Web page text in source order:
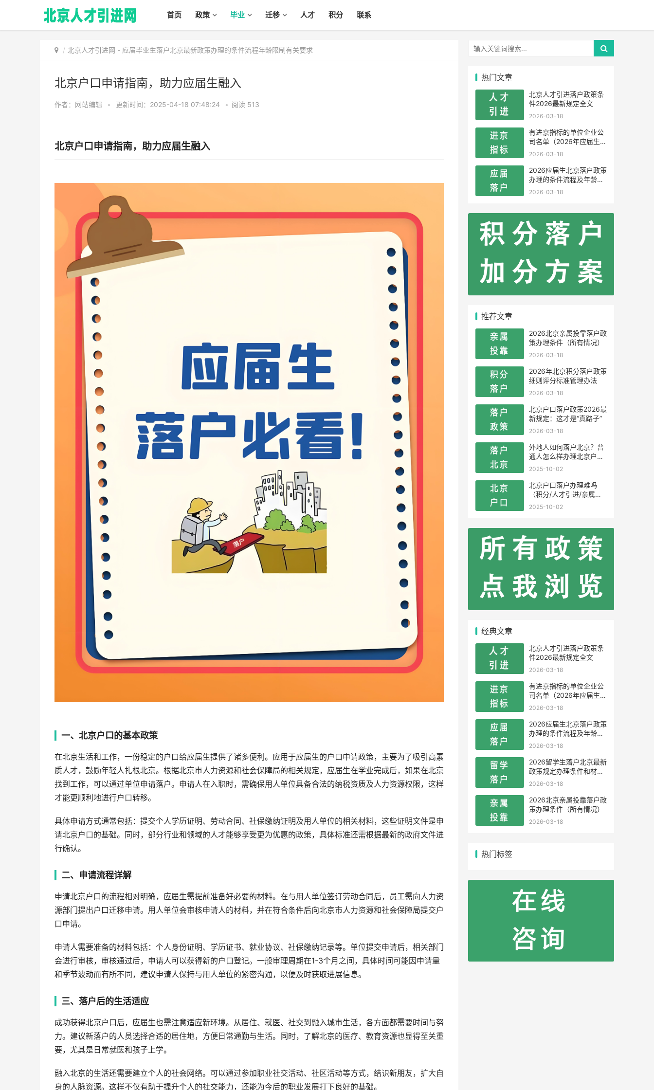
首页 政策 毕业 迁移 人才 积分 联系
北京人才引进网 - 应届毕业生落户北京最新政策办理的条件流程年龄限制有关要求
北京户口申请指南，助力应届生融入
作者：网站编辑 • 更新时间：2025-04-18 07:48:24 • 阅读 513
北京户口申请指南，助力应届生融入
一、北京户口的基本政策
在北京生活和工作，一份稳定的户口给应届生提供了诸多便利。应用于应届生的户口申请政策，主要为了吸引高素
质人才，鼓励年轻人扎根北京。根据北京市人力资源和社会保障局的相关规定，应届生在学业完成后，如果在北京
找到工作，可以通过单位申请落户。申请人在入职时，需确保用人单位具备合法的纳税资质及人力资源权限，这样
才能更顺利地进行户口转移。
具体申请方式通常包括：提交个人学历证明、劳动合同、社保缴纳证明及用人单位的相关材料，这些证明文件是申
请北京户口的基础。同时，部分行业和领域的人才能够享受更为优惠的政策，具体标准还需根据最新的政府文件进
行确认。
二、申请流程详解
申请北京户口的流程相对明确，应届生需提前准备好必要的材料。在与用人单位签订劳动合同后，员工需向人力资
源部门提出户口迁移申请。用人单位会审核申请人的材料，并在符合条件后向北京市人力资源和社会保障局提交户
口申请。
申请人需要准备的材料包括：个人身份证明、学历证书、就业协议、社保缴纳记录等。单位提交申请后，相关部门
会进行审核，审核通过后，申请人可以获得新的户口登记。一般审理周期在1-3个月之间，具体时间可能因申请量
和季节波动而有所不同，建议申请人保持与用人单位的紧密沟通，以便及时获取进展信息。
三、落户后的生活适应
成功获得北京户口后，应届生也需注意适应新环境。从居住、就医、社交到融入城市生活，各方面都需要时间与努
力。建议新落户的人员选择合适的居住地，方便日常通勤与生活。同时，了解北京的医疗、教育资源也显得至关重
要，尤其是日常就医和孩子上学。
融入北京的生活还需要建立个人的社会网络。可以通过参加职业社交活动、社区活动等方式，结识新朋友，扩大自
身的人脉资源。这样不仅有助于提升个人的社交能力，还能为今后的职业发展打下良好的基础。
热门文章
北京人才引进落户政策条
件2026最新规定全文
2026-03-18
有进京指标的单位企业公
司名单（2026年应届生留
学生）
2026-03-18
2026应届生北京落户政策
办理的条件流程及年龄限
制
2026-03-18
推荐文章
2026北京亲属投靠落户政
策办理条件（所有情况）
2026-03-18
2026年北京积分落户政策
细则评分标准管理办法
2026-03-18
北京户口落户政策2026最
新规定：这才是“真路子”
2026-03-18
外地人如何落户北京？普
通人怎么样办理北京户
口？
2025-10-02
北京户口落户办理难吗
（积分/人才引进/亲属投
靠）
2025-10-02
经典文章
北京人才引进落户政策条
件2026最新规定全文
2026-03-18
有进京指标的单位企业公
司名单（2026年应届生留
学生）
2026-03-18
2026应届生北京落户政策
办理的条件流程及年龄限
制
2026-03-18
2026留学生落户北京最新
政策规定办理条件和材料
及流程
2026-03-18
2026北京亲属投靠落户政
策办理条件（所有情况）
2026-03-18
热门标签